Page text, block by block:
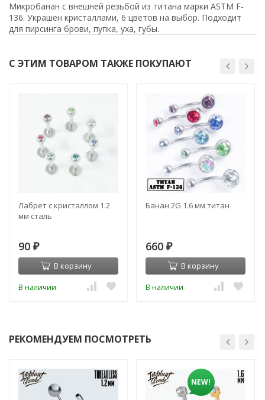
Микробанан с внешней резьбой из титана марки ASTM F-
136. Украшен кристаллами, 6 цветов на выбор. Подходит
для пирсинга брови, пупка, уха, губы.
С ЭТИМ ТОВАРОМ ТАКЖЕ ПОКУПАЮТ
Лабрет с кристаллом 1.2
мм сталь
90 ₽
В корзину
В наличии
Банан 2G 1.6 мм титан
660 ₽
В корзину
В наличии
РЕКОМЕНДУЕМ ПОСМОТРЕТЬ
NEW!